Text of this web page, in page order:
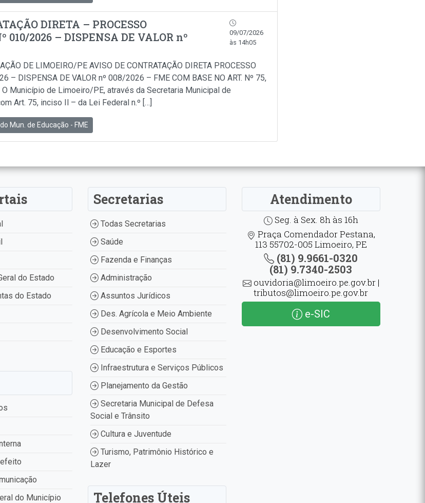
DIRETA – PROCESSO
2026 – DISPENSA DE VALOR nº
09/07/2026
às 14h05
DE LIMOEIRO/PE AVISO DE CONTRATAÇÃO DIRETA PROCESSO
– DISPENSA DE VALOR nº 008/2026 – FME COM BASE NO ART. Nº 75,
O Município de Limoeiro/PE, através da Secretaria Municipal de
Art. 75, inciso Il – da Lei Federal n.º […]
Mun. de Educação - FME
do Estado
do Estado
do Município
Secretarias
Todas Secretarias
Saúde
Fazenda e Finanças
Administração
Assuntos Jurídicos
Des. Agrícola e Meio Ambiente
Desenvolvimento Social
Educação e Esportes
Infraestrutura e Serviços Públicos
Planejamento da Gestão
Secretaria Municipal de Defesa
Social e Trânsito
Cultura e Juventude
Turismo, Patrimônio Histórico e
Lazer
Telefones Úteis
Atendimento
Seg. à Sex. 8h às 16h
Praça Comendador Pestana,
113 55702-005 Limoeiro, PE
(81) 9.9661-0320
(81) 9.7340-2503
ouvidoria@limoeiro.pe.gov.br |
tributos@limoeiro.pe.gov.br
e-SIC